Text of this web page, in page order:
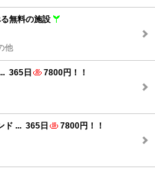
無料の施設
他
365日
7800円！！
ド ... 365日
7800円！！